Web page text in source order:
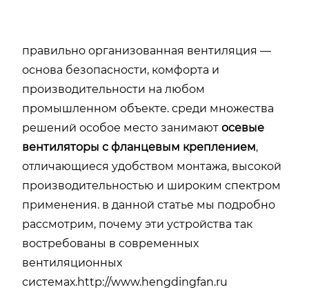
правильно организованная вентиляция —
основа безопасности, комфорта и
производительности на любом
промышленном объекте. среди множества
решений особое место занимают осевые
вентиляторы с фланцевым креплением,
отличающиеся удобством монтажа, высокой
производительностью и широким спектром
применения. в данной статье мы подробно
рассмотрим, почему эти устройства так
востребованы в современных
вентиляционных
системах.http://www.hengdingfan.ru